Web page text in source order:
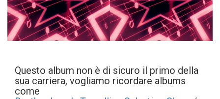
Questo album non è di sicuro il primo della
sua carriera, vogliamo ricordare albums
come